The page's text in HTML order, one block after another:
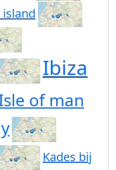
island
Ibiza
of man
Kades bij